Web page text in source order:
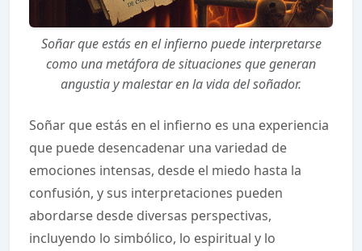
Soñar que estás en el infierno puede interpretarse
como una metáfora de situaciones que generan
angustia y malestar en la vida del soñador.
Soñar que estás en el infierno es una experiencia
que puede desencadenar una variedad de
emociones intensas, desde el miedo hasta la
confusión, y sus interpretaciones pueden
abordarse desde diversas perspectivas,
incluyendo lo simbólico, lo espiritual y lo